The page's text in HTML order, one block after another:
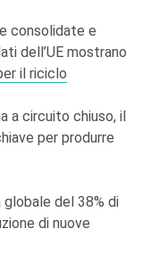
consolidate e
dell’UE mostrano
il riciclo
a circuito chiuso, il
per produrre
globale del 38% di
di nuove